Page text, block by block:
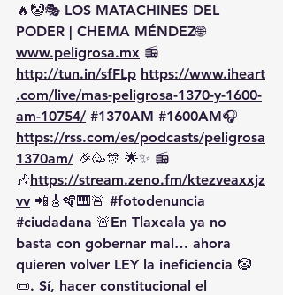
🔥🤡🎭 LOS MATACHINES DEL
PODER | CHEMA MÉNDEZ🌐
www.peligrosa.mx 📻
http://tun.in/sfFLp https://www.iheart
.com/live/mas-peligrosa-1370-y-1600-
am-10754/ #1370AM #1600AM🎧
https://rss.com/es/podcasts/peligrosa
1370am/ 🎉🥳🎊 🌟✨ 📻
🎶https://stream.zeno.fm/ktezveaxxjz
vv 📲🎸🪇🎹🚨 #fotodenuncia
#ciudadana 🚨En Tlaxcala ya no
basta con gobernar mal… ahora
quieren volver LEY la ineficiencia 🤡
📜. Sí, hacer constitucional el